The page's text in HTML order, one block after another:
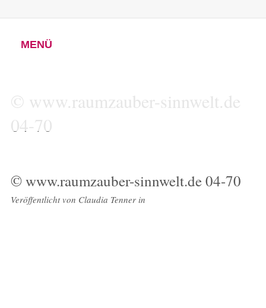
MENÜ
© www.raumzauber-sinnwelt.de
04-70
© www.raumzauber-sinnwelt.de 04-70
Veröffentlicht von Claudia Tennerin